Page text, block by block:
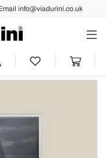
info@viadurini.co.uk
Previous Next
and Silver
Windsor